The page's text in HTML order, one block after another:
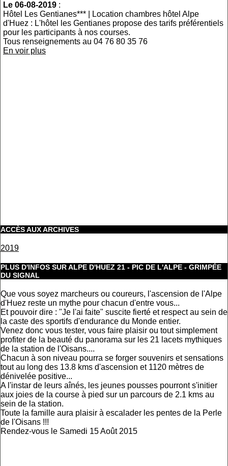
Le 06-08-2019 :
Hôtel Les Gentianes*** | Location chambres hôtel Alpe
d'Huez : L'hôtel les Gentianes propose des tarifs préférentiels
pour les participants à nos courses.
Tous renseignements au 04 76 80 35 76
En voir plus
ACCÈS AUX ARCHIVES
2019
PLUS D'INFOS SUR ALPE D'HUEZ 21 - PIC DE L'ALPE - GRIMPÉE
DU SIGNAL
Que vous soyez marcheurs ou coureurs, l'ascension de l'Alpe
d'Huez reste un mythe pour chacun d'entre vous...
Et pouvoir dire : "Je l'ai faite" suscite fierté et respect au sein de
la caste des sportifs d'endurance du Monde entier.
Venez donc vous tester, vous faire plaisir ou tout simplement
profiter de la beauté du panorama sur les 21 lacets mythiques
de la station de l'Oisans....
Chacun à son niveau pourra se forger souvenirs et sensations
tout au long des 13.8 kms d'ascension et 1120 mètres de
dénivelée positive...
A l'instar de leurs aînés, les jeunes pousses pourront s'initier
aux joies de la course à pied sur un parcours de 2.1 kms au
sein de la station.
Toute la famille aura plaisir à escalader les pentes de la Perle
de l'Oisans !!!
Rendez-vous le Samedi 15 Août 2015